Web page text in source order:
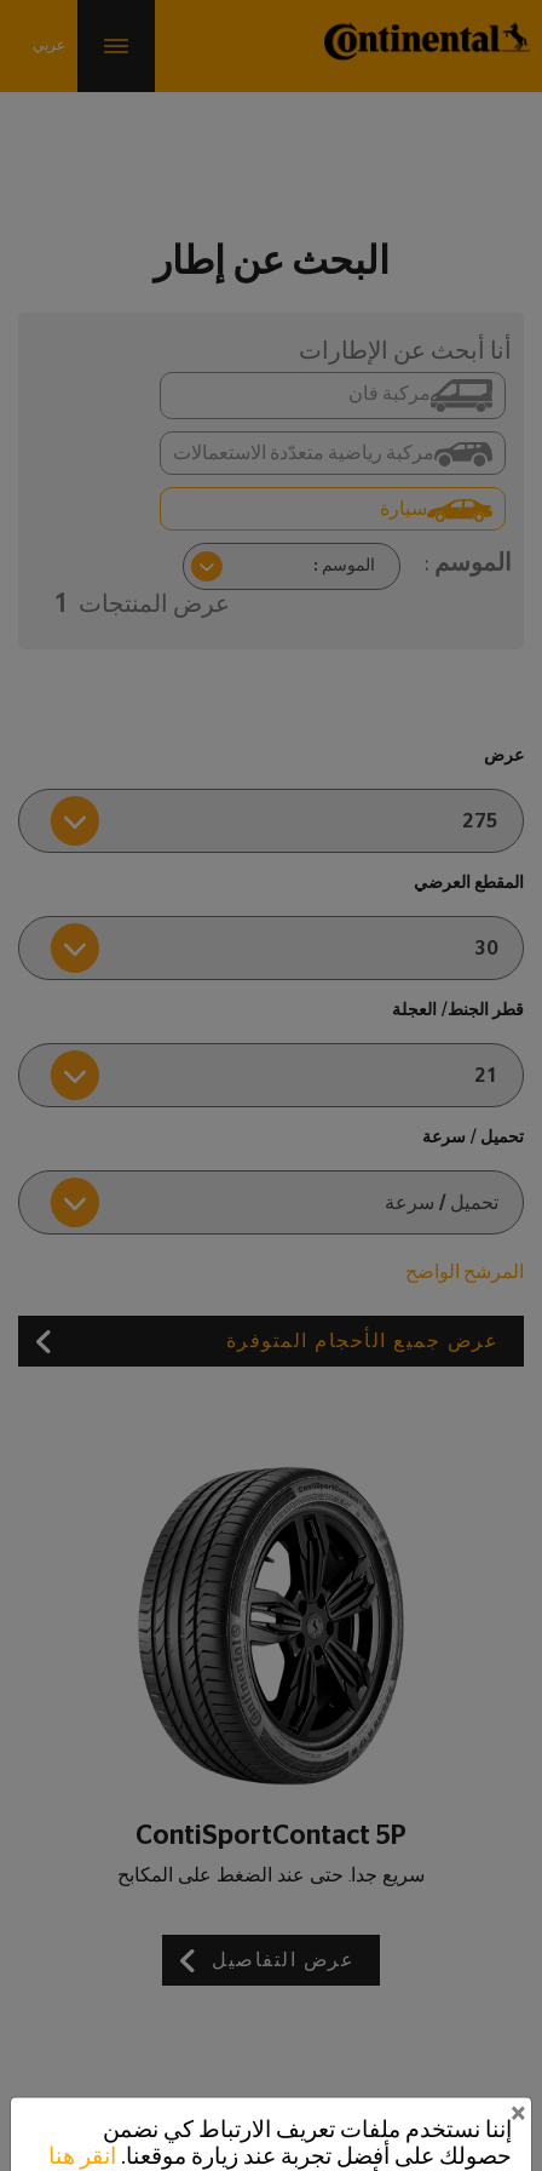
البحث عن إطار
أنا أبحث عن الإطارات
سيارة
مركبة رياضية متعدّدة الاستعمالات
مركبة فان
الموسم :
عرض المنتجات
1
عرض
المقطع العرضي
قطر الجنط/ العجلة
تحميل / سرعة
المرشح الواضح
عرض جميع الأحجام المتوفرة
ContiSportContact 5P
سريع جدا. حتى عند الضغط على المكابح
عرض التفاصيل
إننا نستخدم ملفات تعريف الارتباط كي نضمن
حصولك على أفضل تجربة عند زيارة موقعنا. انقر هنا
×